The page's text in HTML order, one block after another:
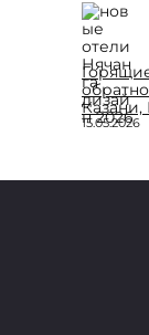
Казани,
15.05.2026